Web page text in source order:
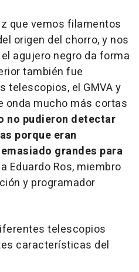
que vemos filamentos
origen del chorro, y nos
agujero negro da forma
también fue
telescopios, el GMVA y
onda mucho más cortas
no pudieron detectar
porque eran
grandes para
Eduardo Ros, miembro
y programador
telescopios
características del